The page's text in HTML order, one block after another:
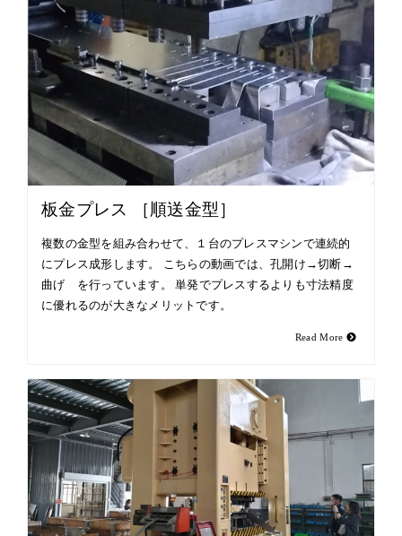
板金プレス ［順送金型］
複数の金型を組み合わせて、１台のプレスマシンで連続的
にプレス成形します。 こちらの動画では、孔開け→切断→
曲げ を行っています。 単発でプレスするよりも寸法精度
に優れるのが大きなメリットです。
Read More